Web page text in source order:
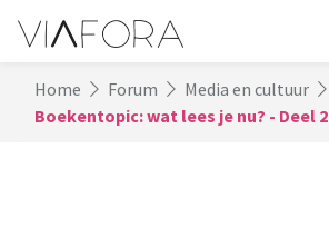
Home Forum
Media en cultuur
Boekentopic: wat lees je nu? - Deel 2